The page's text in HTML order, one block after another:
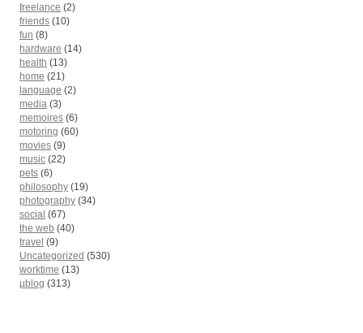
freelance (2)
friends (10)
fun (8)
hardware (14)
health (13)
home (21)
language (2)
media (3)
memoires (6)
motoring (60)
movies (9)
music (22)
pets (6)
philosophy (19)
photography (34)
social (67)
the web (40)
travel (9)
Uncategorized (530)
worktime (13)
µblog (313)